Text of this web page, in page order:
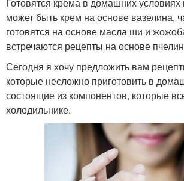
может быть крем на основе вазелина,
готовятся на основе масла ши и
встречаются рецепты на основе
Сегодня я хочу предложить вам
которые несложно приготовить в
состоящие из компонентов, которые
холодильнике.